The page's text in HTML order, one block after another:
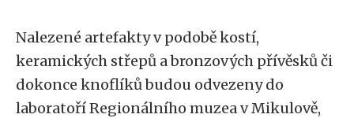
Nalezené artefakty v podobě kostí,
keramických střepů a bronzových přívěsků či
dokonce knoflíků budou odvezeny do
laboratoří Regionálního muzea v Mikulově,